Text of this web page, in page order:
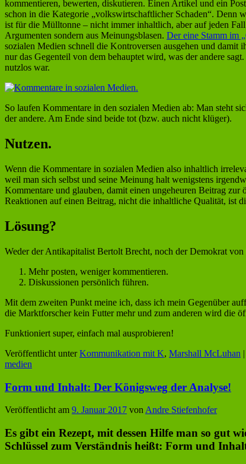
kommentieren, bewerten, diskutieren. Einen Artikel und ein
schon in die Kategorie „volkswirtschaftlicher Schaden“.
ist für die Mülltonne – nicht immer inhaltlich, aber auf jeden
Argumenten sondern aus Meinungsblasen. Der eine Stamm im
sozialen Medien schnell die Kontroversen ausgehen und damit
nur das Gegenteil von dem behauptet wird, was der andere
nutzlos war.
So laufen Kommentare in den sozialen Medien ab: Man steht
der andere. Am Ende sind beide tot (bzw. auch nicht klüger).
Nutzen.
Wenn die Kommentare in sozialen Medien also inhaltlich
weil man sich selbst und seine Meinung halt wenigstens
Kommentare und glauben, damit einen ungeheuren Beitrag
Reaktionen auf einen Beitrag, nicht die inhaltliche Qualität, ist
Lösung?
Weder der Antikapitalist Bertolt Brecht, noch der Demokrat
Mehr posten, weniger kommentieren.
Diskussionen persönlich führen.
Mit dem zweiten Punkt meine ich, dass ich mein Gegenüber
die Marktforscher kein Futter mehr und zum anderen wird die
Funktioniert super, einfach mal ausprobieren!
Veröffentlicht unter Kommunikation mit K, Marshall McLuhan |
medien
Form und Inhalt: Der Königsweg der Analyse!
Veröffentlicht am 9. Januar 2017 von Andre Stiefenhofer
Es gibt ein Rezept, mit dessen Hilfe man so gut
Schlüssel zum Verständnis heißt: Form und